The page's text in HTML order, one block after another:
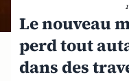
Le nouveau
perd tout
dans des